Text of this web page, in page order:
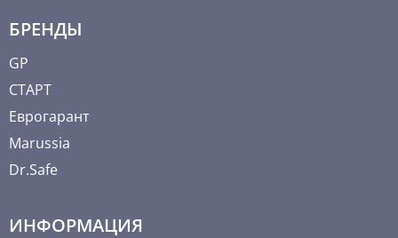
БРЕНДЫ
GP
СТАРТ
Еврогарант
Marussia
Dr.Safe
ИНФОРМАЦИЯ